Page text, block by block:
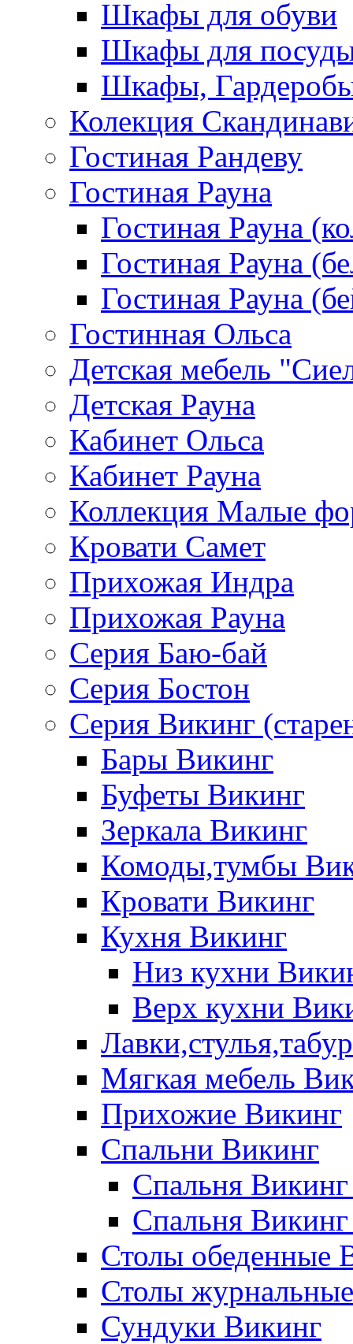
Шкафы для обуви
Шкафы для
Шкафы,
Колекция
Гостиная Рандеву
Гостиная Рауна
Гостиная Рауна
Гостиная Рауна
Гостиная Рауна
Гостинная Ольса
Детская мебель
Детская Рауна
Кабинет Ольса
Кабинет Рауна
Коллекция Малые
Кровати Самет
Прихожая Индра
Прихожая Рауна
Серия Баю-бай
Серия Бостон
Серия Викинг
Бары Викинг
Буфеты Викинг
Зеркала Викинг
Комоды,тумбы
Кровати Викинг
Кухня Викинг
Низ кухни
Верх кухни
Мягкая мебель
Прихожие Викинг
Спальни Викинг
Спальня
Спальня
Столы обеденные
Столы
Сундуки Викинг